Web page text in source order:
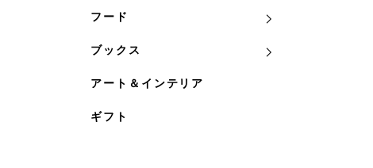
フード
ブックス
アート＆インテリア
ギフト